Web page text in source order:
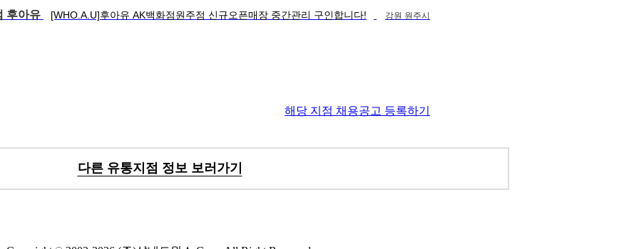
후아유 [WHO.A.U]후아유 AK백화점원주점 신규오픈매장 중간관리 구인합니다! 강원 원주시
해당 지점 채용공고 등록하기
다른 유통지점 정보 보러가기